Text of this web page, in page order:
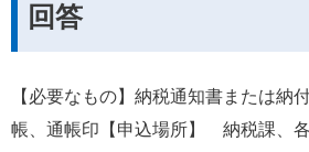
回答
【必要なもの】納税通知書または納
帳、通帳印【申込場所】　納税課、